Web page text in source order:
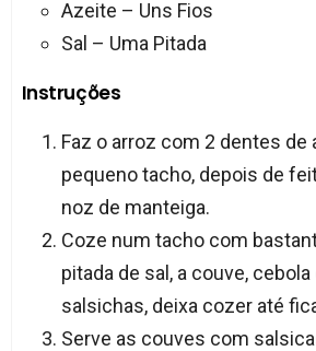
Azeite – Uns Fios
Sal – Uma Pitada
Instruções
Faz o arroz com 2 dentes de
pequeno tacho, depois de
noz de manteiga.
Coze num tacho com
pitada de sal, a couve,
salsichas, deixa cozer até
Serve as couves com